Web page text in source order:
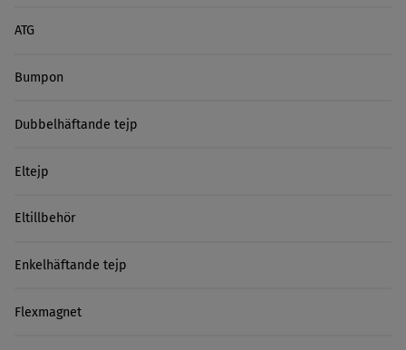
ATG
Bumpon
Dubbelhäftande tejp
Eltejp
Eltillbehör
Enkelhäftande tejp
Flexmagnet